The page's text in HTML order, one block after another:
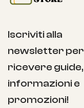
Iscriviti alla
newsletter per
ricevere guide,
informazioni e
promozioni!